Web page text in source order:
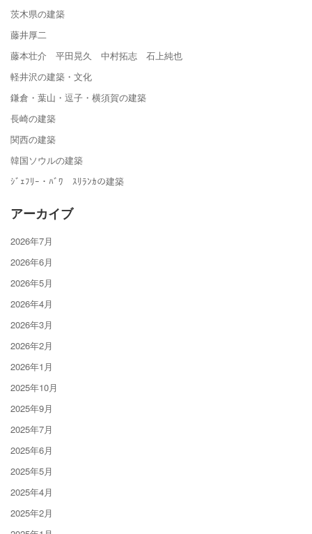
茨木県の建築
藤井厚二
藤本壮介 平田晃久 中村拓志 石上純也
軽井沢の建築・文化
鎌倉・葉山・逗子・横須賀の建築
長崎の建築
関西の建築
韓国ソウルの建築
ｼﾞｪﾌﾘｰ・ﾊﾞﾜ ｽﾘﾗﾝｶの建築
アーカイブ
2026年7月
2026年6月
2026年5月
2026年4月
2026年3月
2026年2月
2026年1月
2025年10月
2025年9月
2025年7月
2025年6月
2025年5月
2025年4月
2025年2月